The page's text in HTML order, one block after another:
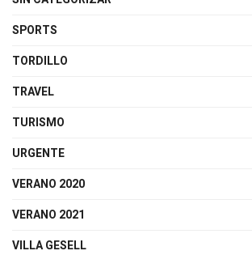
SPORTS
TORDILLO
TRAVEL
TURISMO
URGENTE
VERANO 2020
VERANO 2021
VILLA GESELL